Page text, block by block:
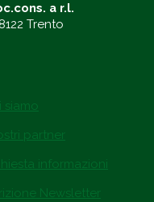
a r.l.
Trento
siamo
partner
informazioni
Newsletter